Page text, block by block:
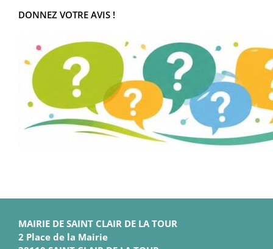
DONNEZ VOTRE AVIS !
MAIRIE DE SAINT CLAIR DE LA TOUR
2 Place de la Mairie